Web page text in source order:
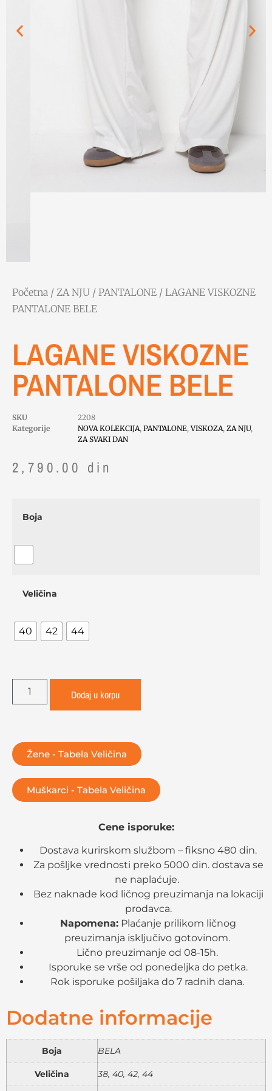
Početna / ZA NJU / PANTALONE / LAGANE VISKOZNE
PANTALONE BELE
LAGANE VISKOZNE
PANTALONE BELE
SKU
2208
Kategorije
NOVA KOLEKCIJA, PANTALONE,VISKOZA, ZA NJU,
ZA SVAKI DAN
2,790.00 din
Boja
Veličina
40 42 44
Dodaj u korpu
Žene - Tabela Veličina
Muškarci - Tabela Veličina
Cene isporuke:
Dostava kurirskom službom – fiksno 480 din.
Za pošljke vrednosti preko 5000 din. dostava se
ne naplaćuje.
Bez naknade kod ličnog preuzimanja na lokaciji
prodavca.
Napomena: Plaćanje prilikom ličnog
preuzimanja isključivo gotovinom.
Lično preuzimanje od 08-15h.
Isporuke se vrše od ponedeljka do petka.
Rok isporuke pošiljaka do 7 radnih dana.
Dodatne informacije
Boja BELA
Veličina 38, 40, 42, 44